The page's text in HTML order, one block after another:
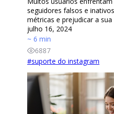
seguidores falsos e
métricas e prejudicar a sua
julho 16, 2024
~ 6 min
6887
#suporte do instagram